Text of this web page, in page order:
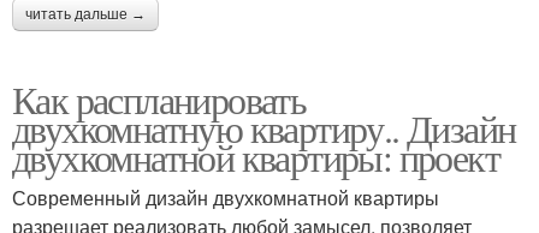
читать дальше →
Как распланировать
двухкомнатную квартиру.. Дизайн
двухкомнатной квартиры: проект
Современный дизайн двухкомнатной квартиры
разрешает реализовать любой замысел, позволяет